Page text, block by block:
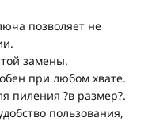
позволяет не
замены.
при любом хвате.
пиления ?в размер?.
пользования,